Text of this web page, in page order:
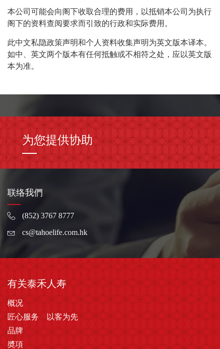
本公司可能会向阁下收取合理的费用，以抵销本公司为执行
阁下的资料查阅要求而引致的行政和实际费用。
此中文私隐政策声明和个人资料收集声明为英文版本译本。
如中、英文两个版本有任何抵触或不相符之处，应以英文版
本为准。
为您提供协助
联络我們
(852) 3767 8777
cs@tahoelife.com.hk
有关泰禾人寿
概况
匠心服务 以客为先
品牌
奬項